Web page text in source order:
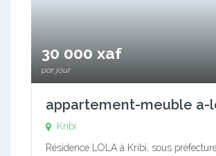
30 000 xaf
par jour
appartement-meuble a-
Kribi
Résidence LOLA à Kribi, sous